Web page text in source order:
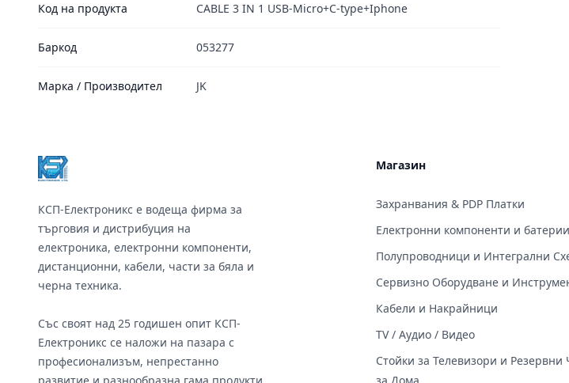
Код на продукта CABLE 3 IN 1 USB-Micro+C-type+Iphone
Баркод 053277
Марка / Производител JK
КСП-Електроникс е водеща фирма за
търговия и дистрибуция на
електроника, електронни компоненти,
дистанционни, кабели, части за бяла и
черна техника.
Със своят над 25 годишен опит КСП-
Електроникс се наложи на пазара с
професионализъм, непрестанно
Магазин
Захранвания & PDP Платки
Електронни компоненти и батерии
Полупроводници и Интегрални
Сервизно Оборудване и
Кабели и Накрайници
TV / Аудио / Видео
Стойки за Телевизори и Резервни